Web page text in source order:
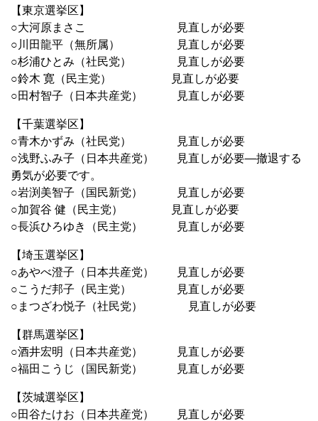
【東京選挙区】
○大河原まさこ 見直しが必要
○川田龍平（無所属） 見直しが必要
○杉浦ひとみ（社民党） 見直しが必要
○鈴木 寛（民主党） 見直しが必要
○田村智子（日本共産党） 見直しが必要
【千葉選挙区】
○青木かずみ（社民党） 見直しが必要
○浅野ふみ子（日本共産党） 見直しが必要―撤退する
勇気が必要です。
○岩渕美智子（国民新党） 見直しが必要
○加賀谷 健（民主党） 見直しが必要
○長浜ひろゆき（民主党） 見直しが必要
【埼玉選挙区】
○あやべ澄子（日本共産党） 見直しが必要
○こうだ邦子（民主党） 見直しが必要
○まつざわ悦子（社民党） 見直しが必要
【群馬選挙区】
○酒井宏明（日本共産党） 見直しが必要
○福田こうじ（国民新党） 見直しが必要
【茨城選挙区】
○田谷たけお（日本共産党） 見直しが必要